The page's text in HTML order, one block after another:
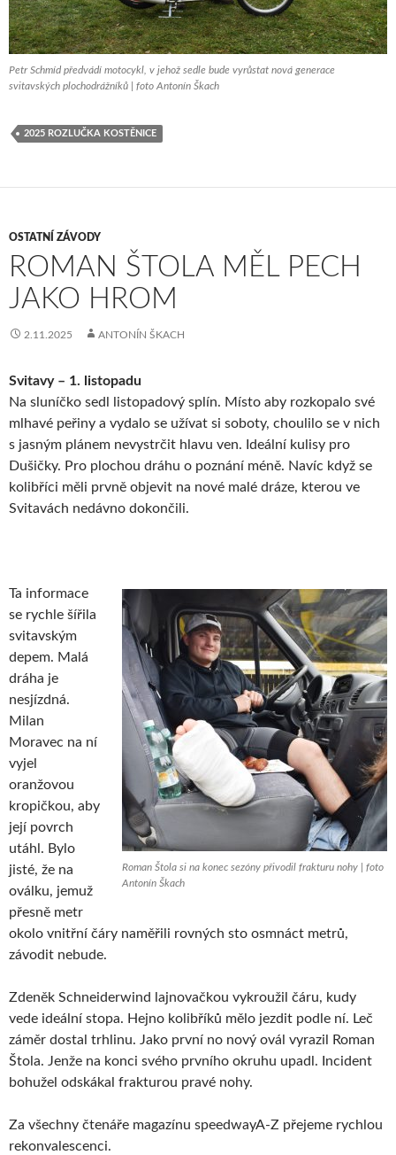
Petr Schmíd předvádí motocykl, v jehož sedle bude vyrůstat nová generace
svitavských plochodrážníků | foto Antonín Škach
2025 ROZLUČKA KOSTĚNICE
OSTATNÍ ZÁVODY
ROMAN ŠTOLA MĚL PECH
JAKO HROM
2.11.2025 ANTONÍN ŠKACH
Svitavy – 1. listopadu
Na sluníčko sedl listopadový splín. Místo aby rozkopalo své
mlhavé peřiny a vydalo se užívat si soboty, choulilo se v nich
s jasným plánem nevystrčit hlavu ven. Ideální kulisy pro
Dušičky. Pro plochou dráhu o poznání méně. Navíc když se
kolibříci měli prvně objevit na nové malé dráze, kterou ve
Svitavách nedávno dokončili.
Roman Štola si na konec sezóny přivodil frakturu nohy | foto
Antonín Škach
Ta informace
se rychle šířila
svitavským
depem. Malá
dráha je
nesjízdná.
Milan
Moravec na ní
vyjel
oranžovou
kropičkou, aby
její povrch
utáhl. Bylo
jisté, že na
oválku, jemuž
přesně metr
okolo vnitřní čáry naměřili rovných sto osmnáct metrů,
závodit nebude.
Zdeněk Schneiderwind lajnovačkou vykroužil čáru, kudy
vede ideální stopa. Hejno kolibříků mělo jezdit podle ní. Leč
záměr dostal trhlinu. Jako první no nový ovál vyrazil Roman
Štola. Jenže na konci svého prvního okruhu upadl. Incident
bohužel odskákal frakturou pravé nohy.
Za všechny čtenáře magazínu speedwayA-Z přejeme rychlou
rekonvalescenci.